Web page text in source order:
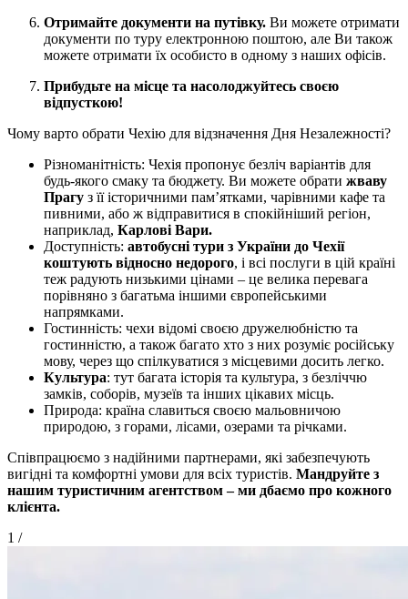
Отримайте документи на путівку. Ви можете отримати
документи по туру електронною поштою, але Ви також
можете отримати їх особисто в одному з наших офісів.
Прибудьте на місце та насолоджуйтесь своєю
відпусткою!
Чому варто обрати Чехію для відзначення Дня Незалежності?
Різноманітність: Чехія пропонує безліч варіантів для
будь-якого смаку та бюджету. Ви можете обрати жваву
Прагу з її історичними пам’ятками, чарівними кафе та
пивними, або ж відправитися в спокійніший регіон,
наприклад, Карлові Вари.
Доступність: автобусні тури з України до Чехії
коштують відносно недорого, і всі послуги в цій країні
теж радують низькими цінами – це велика перевага
порівняно з багатьма іншими європейськими
напрямками.
Гостинність: чехи відомі своєю дружелюбністю та
гостинністю, а також багато хто з них розуміє російську
мову, через що спілкуватися з місцевими досить легко.
Культура: тут багата історія та культура, з безліччю
замків, соборів, музеїв та інших цікавих місць.
Природа: країна славиться своєю мальовничою
природою, з горами, лісами, озерами та річками.
Співпрацюємо з надійними партнерами, які забезпечують
вигідні та комфортні умови для всіх туристів. Мандруйте з
нашим туристичним агентством – ми дбаємо про кожного
клієнта.
1 /